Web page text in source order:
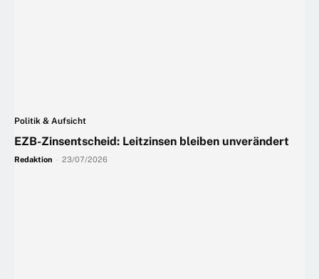
Politik & Aufsicht
EZB-Zinsentscheid: Leitzinsen bleiben unverändert
Redaktion 23/07/2026